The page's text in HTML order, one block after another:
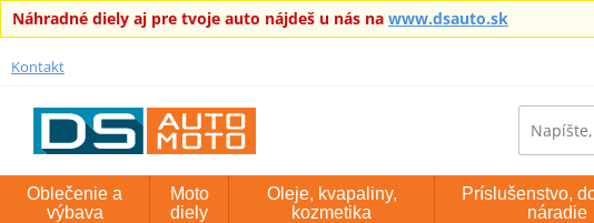
Náhradné diely aj pre tvoje auto nájdeš u nás na www.dsauto.sk
Kontakt
Oblečenie a
výbava
Moto
diely
Oleje, kvapaliny,
kozmetika
Príslušenstvo,
náradie